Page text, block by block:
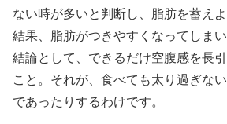
ない時が多いと判断し、脂肪を蓄え
結果、脂肪がつきやすくなってしまい
結論として、できるだけ空腹感を長
こと。それが、食べても太り過ぎな
であったりするわけです。